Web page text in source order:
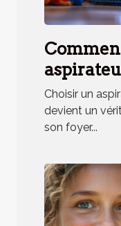
aux
avec
Choisir un
devient un
son foyer...